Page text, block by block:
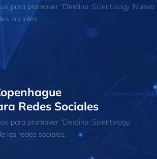
para promover “Destino: Scientology, Nueva
sociales.
Redes Sociales
para promover “Destino: Scientology,
las redes sociales.